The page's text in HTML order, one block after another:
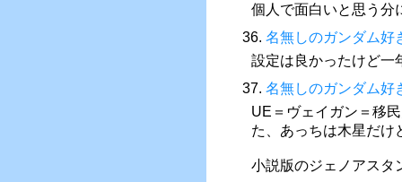
個人で面白いと思う分
36. 名無しのガンダム好
設定は良かったけど一
37. 名無しのガンダム好
UE＝ヴェイガン＝移
た、あっちは木星だけ
小説版のジェノアスタ